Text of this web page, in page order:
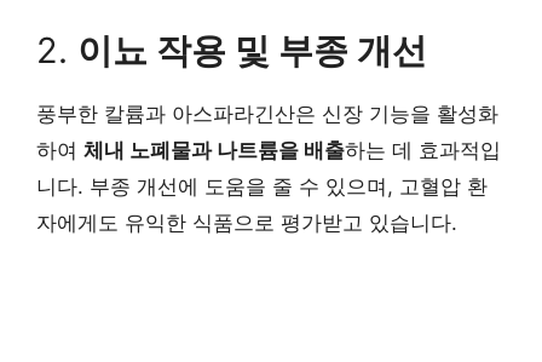
2. 이뇨 작용 및 부종 개선
풍부한 칼륨과 아스파라긴산은 신장 기능을 활성화
하여 체내 노폐물과 나트륨을 배출하는 데 효과적입
니다. 부종 개선에 도움을 줄 수 있으며, 고혈압 환
자에게도 유익한 식품으로 평가받고 있습니다.